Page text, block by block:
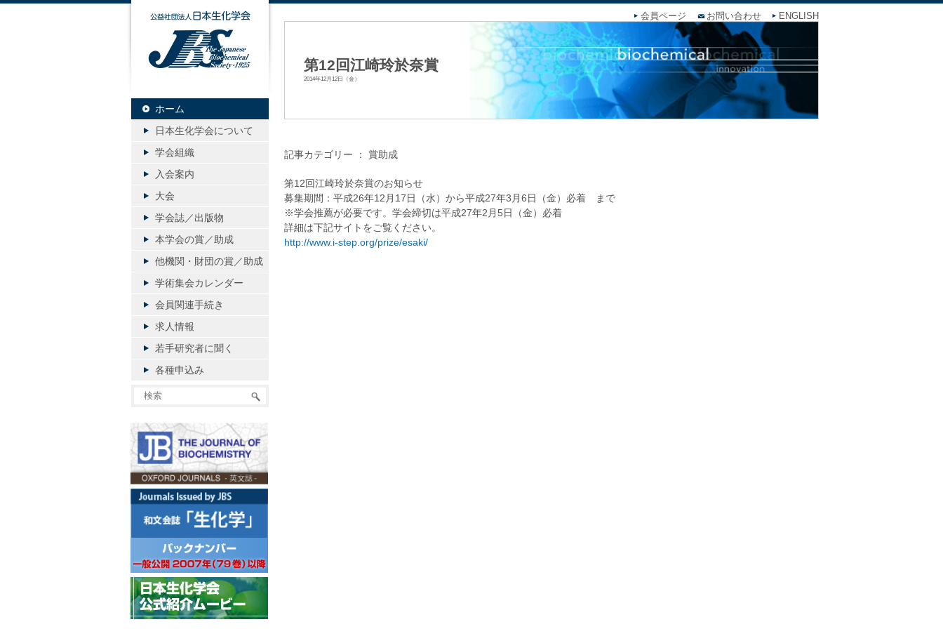
会員ページ お問い合わせ ENGLISH
第12回江崎玲於奈賞
2014年12月12日（金）
記事カテゴリー ： 賞助成
第12回江崎玲於奈賞のお知らせ
募集期間：平成26年12月17日（水）から平成27年3月6日（金）必着 まで
※学会推薦が必要です。学会締切は平成27年2月5日（金）必着
詳細は下記サイトをご覧ください。
http://www.i-step.org/prize/esaki/
公益社団法人日本生化学会
ホーム
日本生化学会について
学会組織
入会案内
大会
学会誌／出版物
本学会の賞／助成
他機関・財団の賞／助成
学術集会カレンダー
会員関連手続き
求人情報
若手研究者に聞く
各種申込み